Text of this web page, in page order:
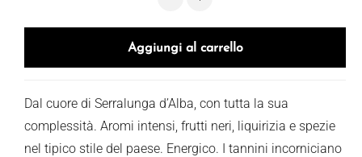
Aggiungi al carrello
Dal cuore di Serralunga d’Alba, con tutta la sua
complessità. Aromi intensi, frutti neri, liquirizia e spezie
nel tipico stile del paese. Energico. I tannini incorniciano